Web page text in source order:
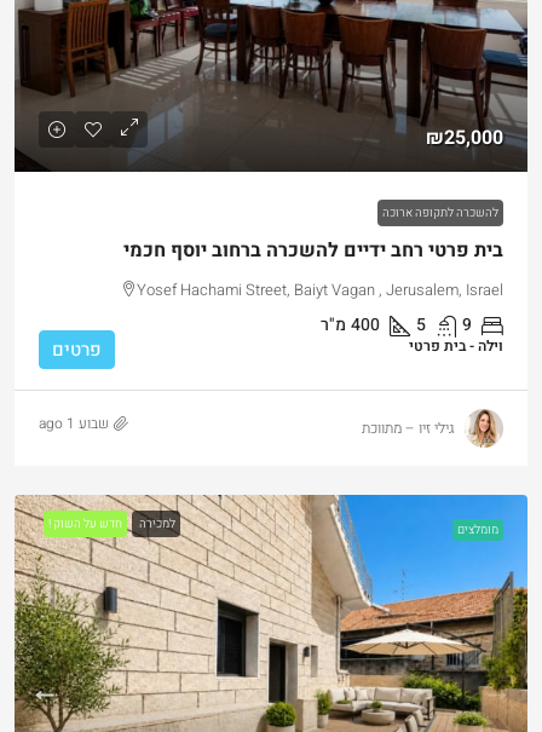
₪25,000
להשכרה לתקופה ארוכה
בית פרטי רחב ידיים להשכרה ברחוב יוסף חכמי
Yosef Hachami Street, Baiyt Vagan , Jerusalem, Israel
9
5
400 מ"ר
וילה - בית פרטי פרטים
גילי זיו – מתווכת שבוע 1 ago
מומלצים למכירה חדש על השוק !